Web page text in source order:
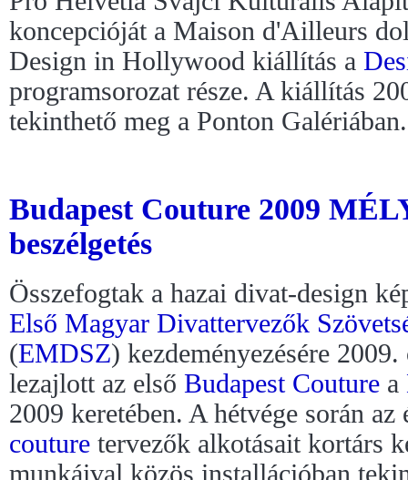
koncepcióját a Maison d'Ailleurs
Design in Hollywood kiállítás a
programsorozat része. A kiállítás
tekinthető meg a Ponton Galériában.
Budapest Couture 2009
beszélgetés
Összefogtak a hazai divat-design
Első Magyar Divattervezők
(EMDSZ) kezdeményezésére
lezajlott az első Budapest Couture a
2009 keretében. A hétvége során
couture tervezők alkotásait kortárs
munkáival közös installációban